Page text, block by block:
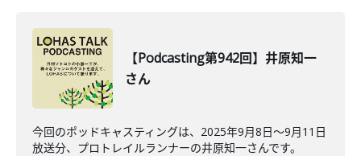
【Podcasting第942回】井原知一
さん
今回のポッドキャスティングは、2025年9月8日〜9月11日
放送分、プロトレイルランナーの井原知一さんです。